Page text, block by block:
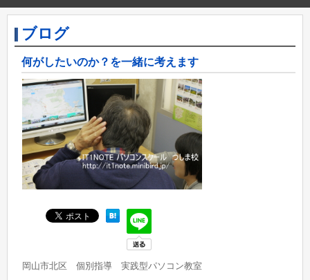
ブログ
何がしたいのか？を一緒に考えます
岡山市北区 個別指導 実践型パソコン教室